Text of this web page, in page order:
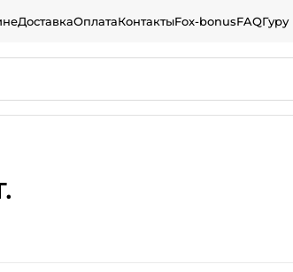
ДоставкаОплатаКонтактыFox-bonusFAQГуру